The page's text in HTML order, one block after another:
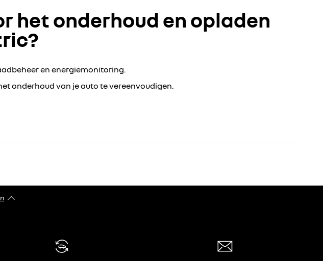
het onderhoud en opladen
en energiemonitoring.
onderhoud van je auto te vereenvoudigen.